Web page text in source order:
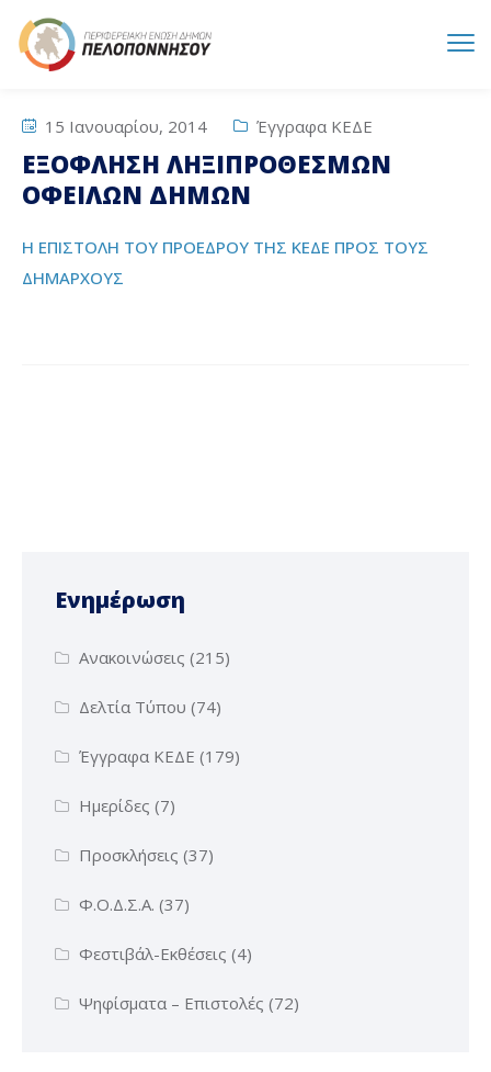
15 Ιανουαρίου, 2014 Έγγραφα ΚΕΔΕ
ΕΞΟΦΛΗΣΗ ΛΗΞΙΠΡΟΘΕΣΜΩΝ
ΟΦΕΙΛΩΝ ΔΗΜΩΝ
Η ΕΠΙΣΤΟΛΗ ΤΟΥ ΠΡΟΕΔΡΟΥ ΤΗΣ ΚΕΔΕ ΠΡΟΣ ΤΟΥΣ
ΔΗΜΑΡΧΟΥΣ
Ενημέρωση
Ανακοινώσεις (215)
Δελτία Τύπου (74)
Έγγραφα ΚΕΔΕ (179)
Ημερίδες (7)
Προσκλήσεις (37)
Φ.Ο.Δ.Σ.Α. (37)
Φεστιβάλ-Εκθέσεις (4)
Ψηφίσματα – Επιστολές (72)